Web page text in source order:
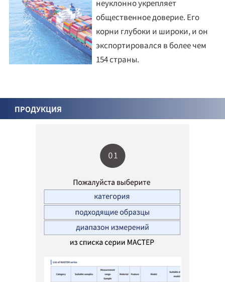
неуклонно укрепляет
общественное доверие. Его
корни глубоки и широки, и он
экспортировался в более чем
154 страны.
ПРОДУКЦИЯ